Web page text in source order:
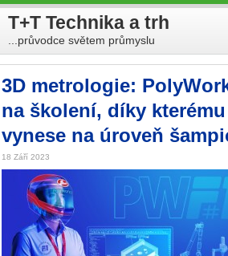
T+T Technika a trh
...průvodce světem průmyslu
3D metrologie:
na školení, díky
vynese na úroveň
18 Září 2023